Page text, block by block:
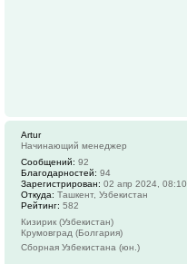
Artur
Начинающий менеджер
Сообщений: 92
Благодарностей: 94
Зарегистрирован: 02 апр 2024, 08:10
Откуда: Ташкент, Узбекистан
Рейтинг: 582
Кизирик (Узбекистан)
Крумовград (Болгария)
Сборная Узбекистана (юн.)